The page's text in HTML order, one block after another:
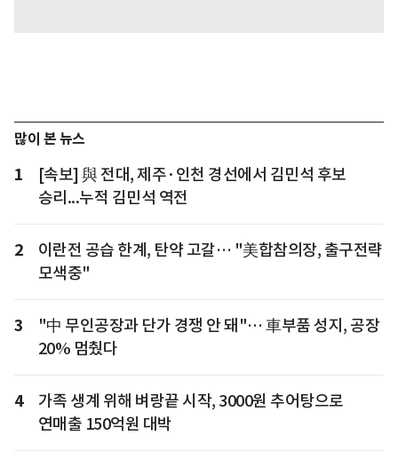
많이 본 뉴스
1
[속보] 與 전대, 제주·인천 경선에서 김민석 후보
승리...누적 김민석 역전
2
이란전 공습 한계, 탄약 고갈… "美합참의장, 출구전략
모색중"
3
"中 무인공장과 단가 경쟁 안 돼"… 車부품 성지, 공장
20% 멈췄다
4
가족 생계 위해 벼랑끝 시작, 3000원 추어탕으로
연매출 150억원 대박